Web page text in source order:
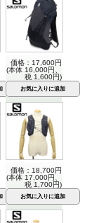
価格：17,600円
(本体 16,000円、
税 1,600円)
価格：18,700円
(本体 17,000円、
税 1,700円)